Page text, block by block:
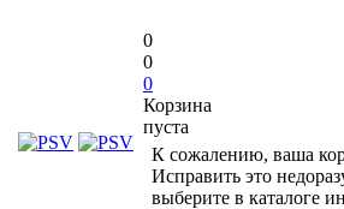
0
0
0
Корзина
пуста
К сожалению, ваша
Исправить это
выберите в каталоге